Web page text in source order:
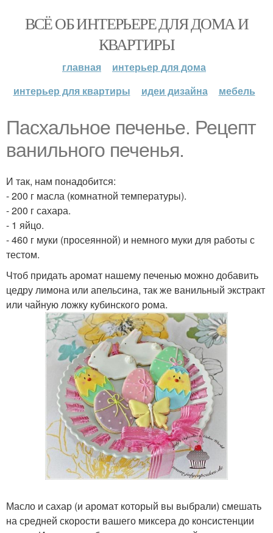
ВСЁ ОБ ИНТЕРЬЕРЕ ДЛЯ ДОМА И
КВАРТИРЫ
главная
интерьер для дома
интерьер для квартиры
идеи дизайна мебель
Пасхальное печенье. Рецепт
ванильного печенья.
И так, нам понадобится:
- 200 г масла (комнатной температуры).
- 200 г сахара.
- 1 яйцо.
- 460 г муки (просеянной) и немного муки для работы с
тестом.
Чтоб придать аромат нашему печенью можно добавить
цедру лимона или апельсина, так же ванильный экстракт
или чайную ложку кубинского рома.
Масло и сахар (и аромат который вы выбрали) смешать
на средней скорости вашего миксера до консистенции